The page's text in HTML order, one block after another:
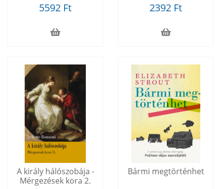
5592 Ft 2392 Ft
A király hálószobája -
Mérgezések kora 2.
Bármi megtörténhet